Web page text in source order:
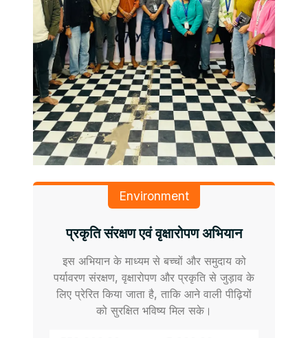
Environment
प्रकृति संरक्षण एवं वृक्षारोपण अभियान
इस अभियान के माध्यम से बच्चों और समुदाय को
पर्यावरण संरक्षण, वृक्षारोपण और प्रकृति से जुड़ाव के
लिए प्रेरित किया जाता है, ताकि आने वाली पीढ़ियों
को सुरक्षित भविष्य मिल सके।